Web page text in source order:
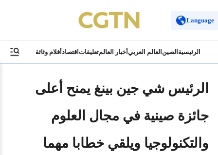
Language
الرئيسية الصين العالم العربيأخبار العالمتعليقات اقتصادأفلام وثائقية ثقافة
الرئيس شي جين بينغ يمنح أعلى
جائزة صينية في مجال العلوم
والتكنولوجيا ويلقي خطابا مهما